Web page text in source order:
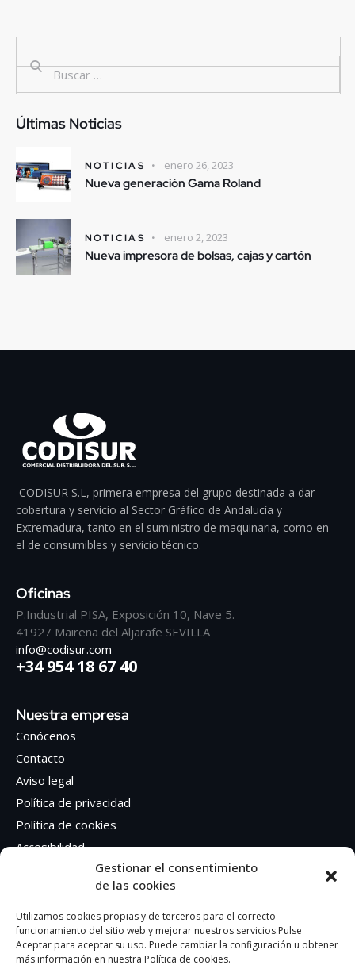
Gestionar el consentimiento
de las cookies
Utilizamos cookies propias y de terceros para el correcto
funcionamiento del sitio web y mejorar nuestros servicios.Pulse
Aceptar para aceptar su uso. Puede cambiar la configuración u obtener
más información en nuestra Política de cookies.
Últimas Noticias
NOTICIAS enero 26, 2023
Nueva generación Gama Roland
NOTICIAS enero 2, 2023
Nueva impresora de bolsas, cajas y cartón
CODISUR S.L, primera empresa del grupo destinada a dar
cobertura y servicio al Sector Gráfico de Andalucía y
Extremadura, tanto en el suministro de maquinaria, como en
el de consumibles y servicio técnico.
Oficinas
P.Industrial PISA, Exposición 10, Nave 5.
41927 Mairena del Aljarafe SEVILLA
info@codisur.com
+34 954 18 67 40
Nuestra empresa
Conócenos
Contacto
Aviso legal
Política de privacidad
Política de cookies
Accesibilidad
Síguenos en Redes sociales
Facebook
Instagram